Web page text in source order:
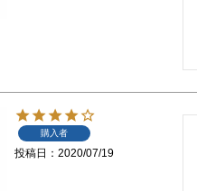
購入者
投稿日 2020/07/19